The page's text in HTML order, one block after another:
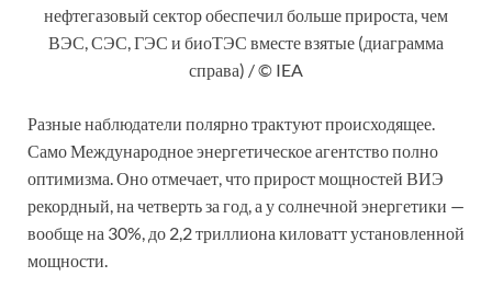
нефтегазовый сектор обеспечил больше прироста, чем
ВЭС, СЭС, ГЭС и биоТЭС вместе взятые (диаграмма
справа) / © IEA
Разные наблюдатели полярно трактуют происходящее.
Само Международное энергетическое агентство полно
оптимизма. Оно отмечает, что прирост мощностей ВИЭ
рекордный, на четверть за год, а у солнечной энергетики —
вообще на 30%, до 2,2 триллиона киловатт установленной
мощности.